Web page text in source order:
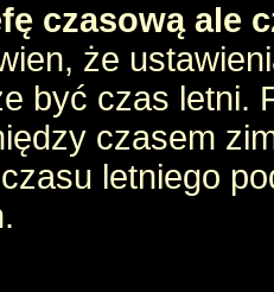
czasową ale
że
być czas letni.
czasem
letniego